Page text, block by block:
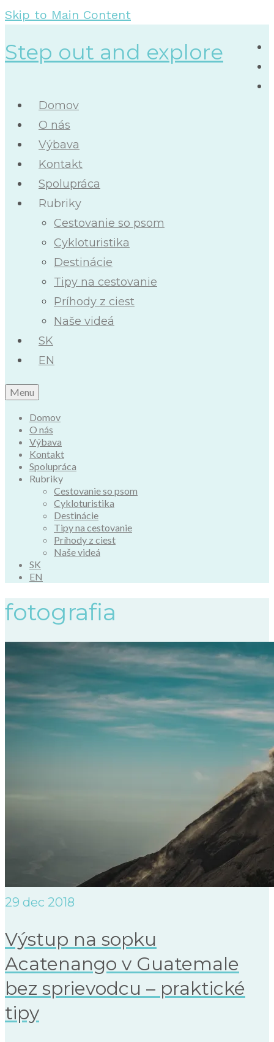
Skip to Main Content
Step out and explore
Domov
O nás
Výbava
Kontakt
Spolupráca
Rubriky
Cestovanie so psom
Cykloturistika
Destinácie
Tipy na cestovanie
Príhody z ciest
Naše videá
SK
EN
Menu
Domov
O nás
Výbava
Kontakt
Spolupráca
Rubriky
Cestovanie so psom
Cykloturistika
Destinácie
Tipy na cestovanie
Príhody z ciest
Naše videá
SK
EN
fotografia
29 dec 2018
Výstup na sopku
Acatenango v Guatemale
bez sprievodcu – praktické
tipy